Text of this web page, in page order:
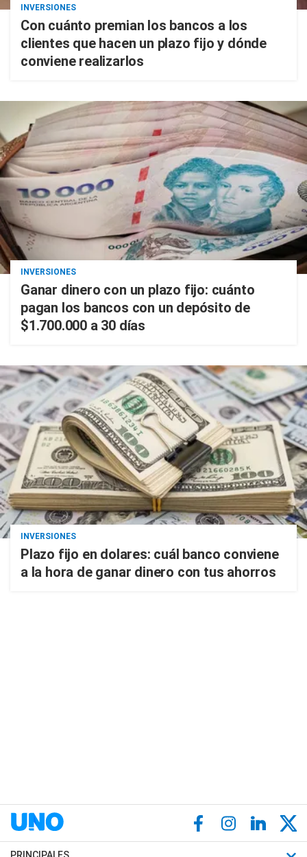
INVERSIONES
Con cuánto premian los bancos a los
clientes que hacen un plazo fijo y dónde
conviene realizarlos
INVERSIONES
Ganar dinero con un plazo fijo: cuánto
pagan los bancos con un depósito de
$1.700.000 a 30 días
INVERSIONES
Plazo fijo en dolares: cuál banco conviene
a la hora de ganar dinero con tus ahorros